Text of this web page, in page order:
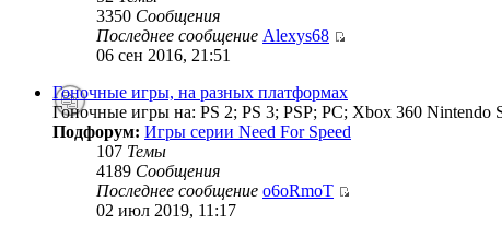
3350 Сообщения
Последнее сообщение Alexys68
06 сен 2016, 21:51
Гоночные игры, на разных платформах
Гоночные игры на: PS 2; PS 3; PSP; PC; Xbox 360 Nintendo
Подфорум: Игры серии Need For Speed
107 Темы
4189 Сообщения
Последнее сообщение o6oRmoT
02 июл 2019, 11:17